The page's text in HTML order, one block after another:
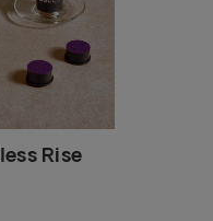
Rise